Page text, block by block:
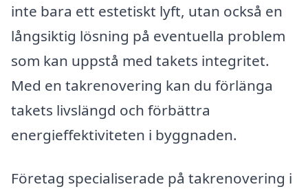
inte bara ett estetiskt lyft, utan också en
långsiktig lösning på eventuella problem
som kan uppstå med takets integritet.
Med en takrenovering kan du förlänga
takets livslängd och förbättra
energieffektiviteten i byggnaden.
Företag specialiserade på takrenovering i